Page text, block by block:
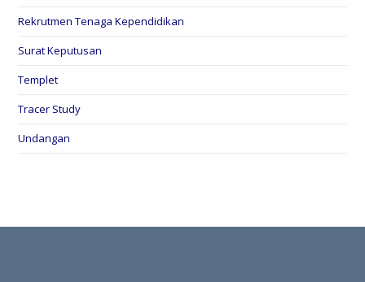
Rekrutmen Tenaga Kependidikan
Surat Keputusan
Templet
Tracer Study
Undangan